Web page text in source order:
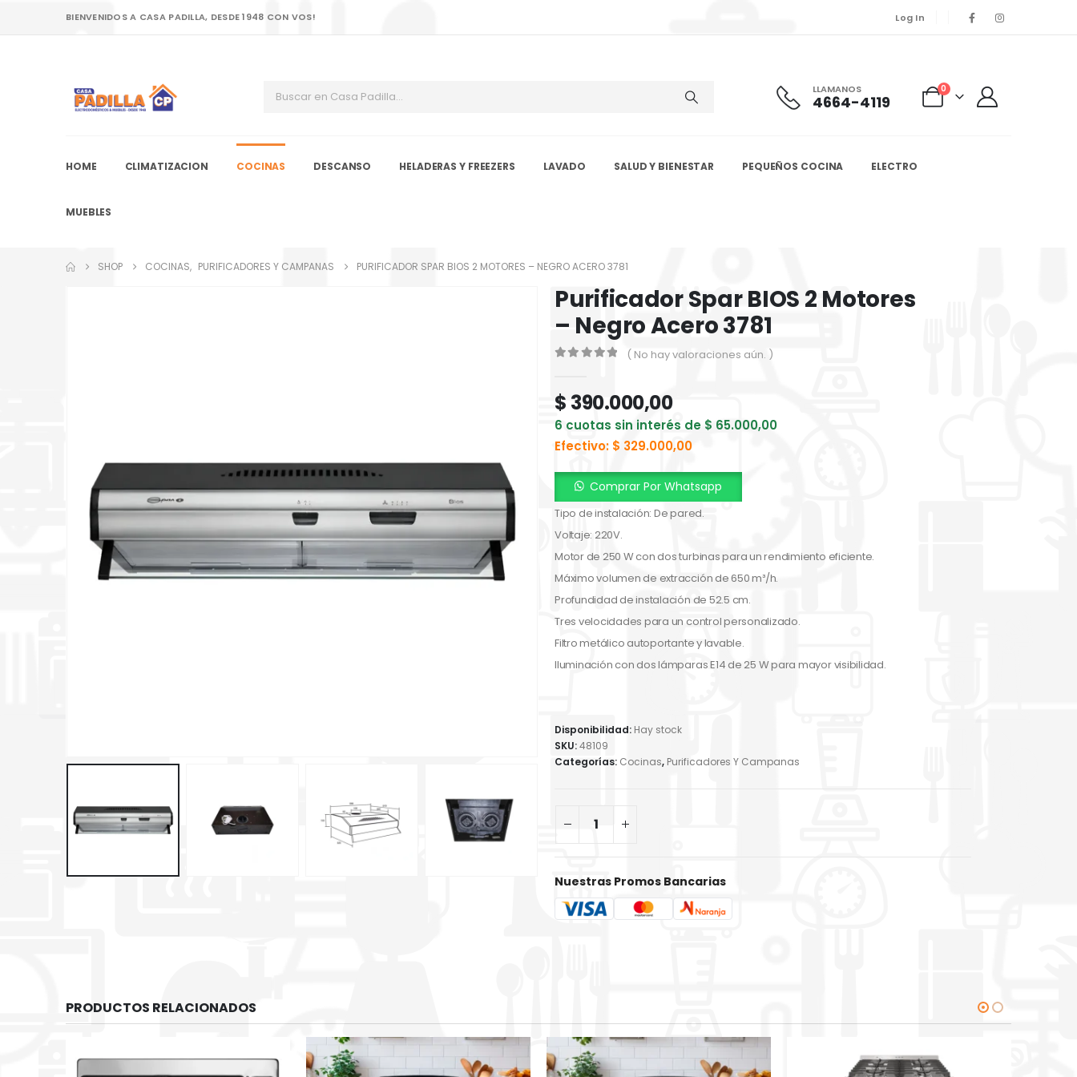
BIENVENIDOS A CASA PADILLA, DESDE 1948 CON VOS! Log In
LLAMANOS
4664-4119
0
HOME CLIMATIZACION COCINAS DESCANSO HELADERAS Y FREEZERS LAVADO SALUD Y BIENESTAR PEQUEÑOS COCINA ELECTRO
MUEBLES
SHOP COCINAS, PURIFICADORES Y CAMPANAS PURIFICADOR SPAR BIOS 2 MOTORES – NEGRO ACERO 3781
Purificador Spar BIOS 2 Motores
– Negro Acero 3781
( No hay valoraciones aún. )
$ 390.000,00
6 cuotas sin interés de $ 65.000,00
Efectivo: $ 329.000,00
Comprar Por Whatsapp
Tipo de instalación: De pared.
Voltaje: 220V.
Motor de 250 W con dos turbinas para un rendimiento eficiente.
Máximo volumen de extracción de 650 m³/h.
Profundidad de instalación de 52.5 cm.
Tres velocidades para un control personalizado.
Filtro metálico autoportante y lavable.
Iluminación con dos lámparas E14 de 25 W para mayor visibilidad.
Disponibilidad: Hay stock
SKU:48109
Categorías: Cocinas, Purificadores Y Campanas
Nuestras Promos Bancarias
PRODUCTOS RELACIONADOS